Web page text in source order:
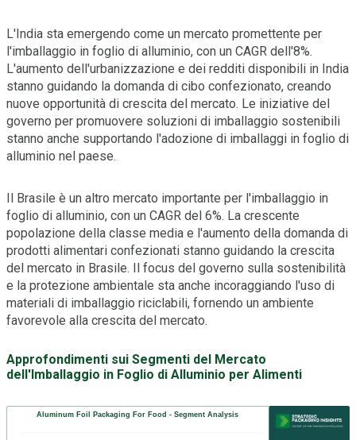
L'India sta emergendo come un mercato promettente per
l'imballaggio in foglio di alluminio, con un CAGR dell'8%.
L'aumento dell'urbanizzazione e dei redditi disponibili in India
stanno guidando la domanda di cibo confezionato, creando
nuove opportunità di crescita del mercato. Le iniziative del
governo per promuovere soluzioni di imballaggio sostenibili
stanno anche supportando l'adozione di imballaggi in foglio di
alluminio nel paese.
Il Brasile è un altro mercato importante per l'imballaggio in
foglio di alluminio, con un CAGR del 6%. La crescente
popolazione della classe media e l'aumento della domanda di
prodotti alimentari confezionati stanno guidando la crescita
del mercato in Brasile. Il focus del governo sulla sostenibilità
e la protezione ambientale sta anche incoraggiando l'uso di
materiali di imballaggio riciclabili, fornendo un ambiente
favorevole alla crescita del mercato.
Approfondimenti sui Segmenti del Mercato
dell'Imballaggio in Foglio di Alluminio per Alimenti